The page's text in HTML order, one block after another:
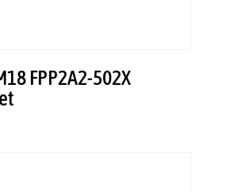
FPP2A2-502X